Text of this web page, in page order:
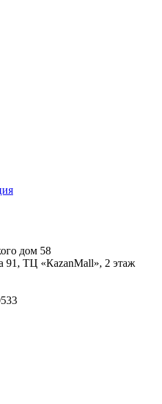
дом 58
91, ТЦ «КazanMall», 2 этаж